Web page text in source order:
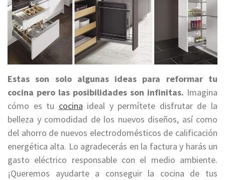
Estas son solo algunas ideas para reformar tu
cocina pero las posibilidades son infinitas. Imagina
cómo es tu cocina ideal y permítete disfrutar de la
belleza y comodidad de los nuevos diseños, así como
del ahorro de nuevos electrodomésticos de calificación
energética alta. Lo agradecerás en la factura y harás un
gasto eléctrico responsable con el medio ambiente.
¡Queremos ayudarte a conseguir la cocina de tus